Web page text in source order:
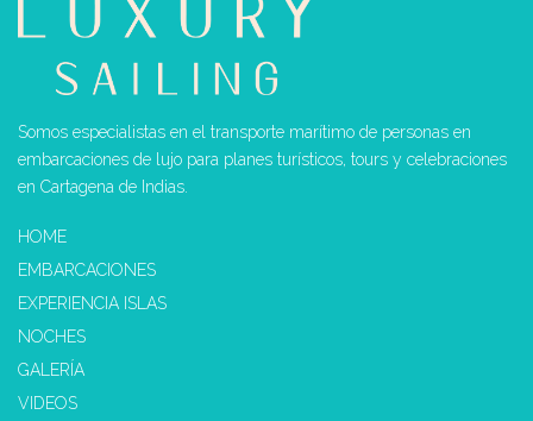
Somos especialistas en el transporte marítimo de personas en
embarcaciones de lujo para planes turísticos, tours y celebraciones
en Cartagena de Indias.
HOME
EMBARCACIONES
EXPERIENCIA ISLAS
NOCHES
GALERÍA
VIDEOS